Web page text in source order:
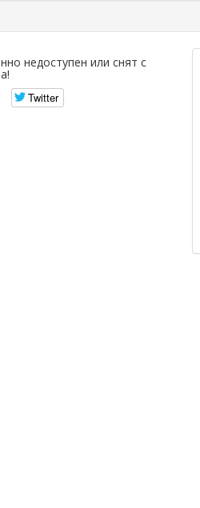
недоступен или снят с
Twitter